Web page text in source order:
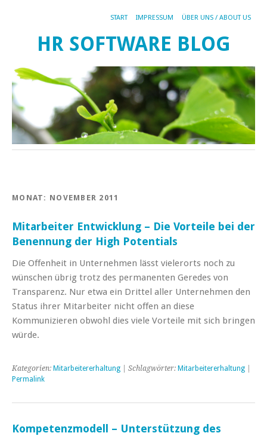
START IMPRESSUM ÜBER UNS / ABOUT US
HR SOFTWARE BLOG
MONAT: NOVEMBER 2011
Mitarbeiter Entwicklung – Die Vorteile bei der
Benennung der High Potentials
Die Offenheit in Unternehmen lässt vielerorts noch zu
wünschen übrig trotz des permanenten Geredes von
Transparenz. Nur etwa ein Drittel aller Unternehmen den
Status ihrer Mitarbeiter nicht offen an diese
Kommunizieren obwohl dies viele Vorteile mit sich bringen
würde.
Kategorien: Mitarbeitererhaltung | Schlagwörter: Mitarbeitererhaltung
Permalink
Kompetenzmodell – Unterstützung des